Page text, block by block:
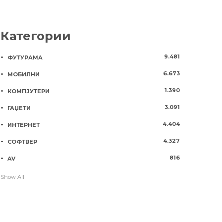
Категории
ФУТУРАМА 9.481
МОБИЛНИ 6.673
КОМПЈУТЕРИ 1.390
ГАЏЕТИ 3.091
ИНТЕРНЕТ 4.404
СОФТВЕР 4.327
AV 816
Show All